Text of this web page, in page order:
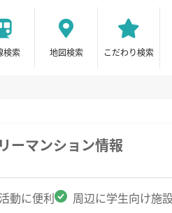
検索 地図検索 こだわり検索
ーマンション情報
動に便利 周辺に学生向け施